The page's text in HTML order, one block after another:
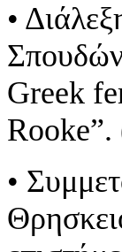
•
Greek
•